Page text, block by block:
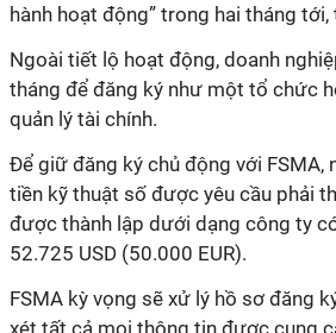
hành hoạt động” trong hai tháng
Ngoài tiết lộ hoạt động, doanh
tháng để đăng ký như một tổ chức
quản lý tài chính.
Để giữ đăng ký chủ động với FSMA,
tiền kỹ thuật số được yêu cầu phải
được thành lập dưới dạng công ty
52.725 USD (50.000 EUR).
FSMA kỳ vọng sẽ xử lý hồ sơ đăng
xét tất cả mọi thông tin được cung